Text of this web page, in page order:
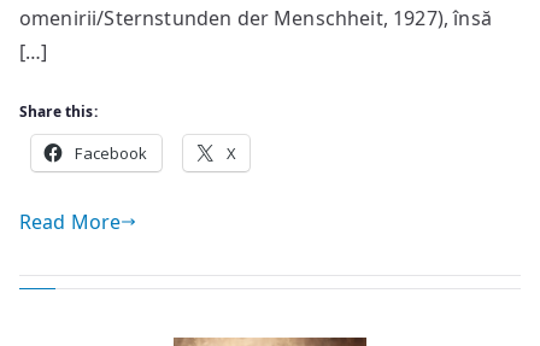
omenirii/Sternstunden der Menschheit, 1927), însă
[…]
Share this:
Facebook X
Read More